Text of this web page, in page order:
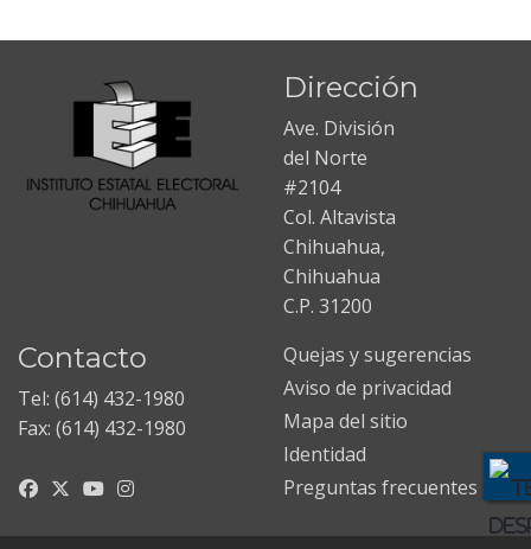
Dirección
Ave. División
del Norte
#2104
Col. Altavista
Chihuahua,
Chihuahua
C.P. 31200
Contacto
Tel: (614) 432-1980
Fax: (614) 432-1980
Quejas y sugerencias
Aviso de privacidad
Mapa del sitio
Identidad
Preguntas frecuentes